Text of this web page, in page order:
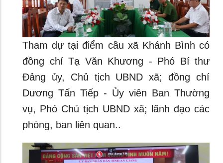
Tham dự tại điểm cầu xã Khánh Bình có
đồng chí Tạ Văn Khương - Phó Bí thư
Đảng ủy, Chủ tịch UBND xã; đồng chí
Dương Tấn Tiếp - Ủy viên Ban Thường
vụ, Phó Chủ tịch UBND xã; lãnh đạo các
phòng, ban liên quan..